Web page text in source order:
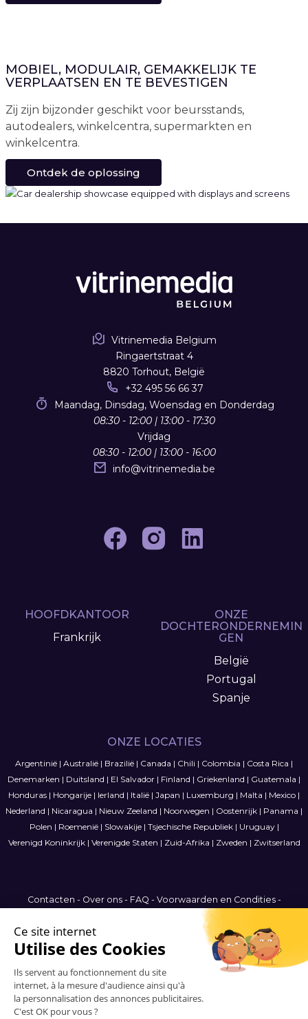
MOBIEL, MODULAIR, GEMAKKELIJK TE
VERPLAATSEN EN TE BEVESTIGEN
Zij zijn bijzonder geschikt voor beursstands,
autodealers, winkelcentra, supermarkten en
winkelcentra.
Ontdek de oplossing
Vitrinemedia Belgium
Ringaertstraat 4
8820 Torhout, België
+32 495 56 66 37
Maandag, Dinsdag, Woensdag en Donderdag
08:30 - 12:00 | 13:00 - 17:30
Vrijdag
08:30 - 12:00 | 13:00 - 16:00
info@vitrinemedia.be
HOOFDKANTOOR
Frankrijk
ONZE
DOCHTERONDERNEMIN
GEN
België
Portugal
Spanje
ONZE LOCATIES
Argentinië | Australië | Brazilië | Canada | Chili | Colombia | Costa Rica |
Denemarken | Duitsland | El Salvador | Finland | Griekenland | Guatemala |
Honduras | Hongarije | Ierland | Italië | Japan | Luxemburg | Malta | Mexico |
Nederland | Nicaragua | Nieuw Zeeland | Noorwegen | Oostenrijk | Panama |
Polen | Roemenië| Slowakije| Tsjechische Republiek| Uruguay|
Verenigd Koninkrijk| Verenigde Staten | Zuid-Afrika | Zweden | Zwitserland
Contacten - Over ons- FAQ - Voorwaarden en Condities-
Sitemap